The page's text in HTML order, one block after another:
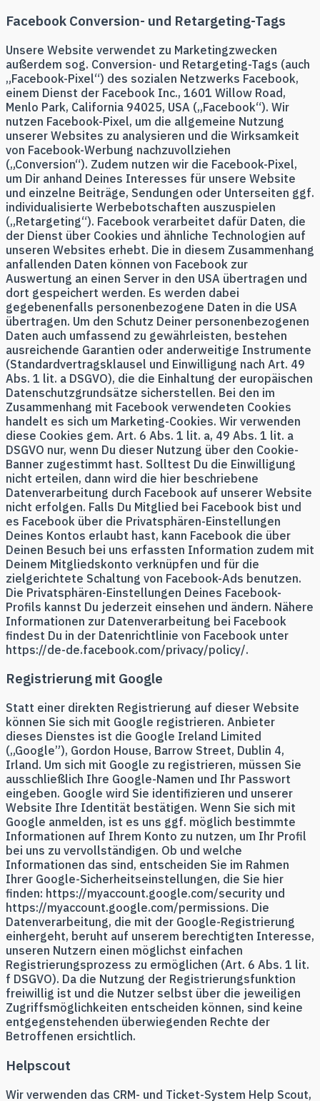
Facebook Conversion- und Retargeting-Tags
Unsere Website verwendet zu Marketingzwecken
außerdem sog. Conversion- und Retargeting-Tags (auch
„Facebook-Pixel“) des sozialen Netzwerks Facebook,
einem Dienst der Facebook Inc., 1601 Willow Road,
Menlo Park, California 94025, USA („Facebook“). Wir
nutzen Facebook-Pixel, um die allgemeine Nutzung
unserer Websites zu analysieren und die Wirksamkeit
von Facebook-Werbung nachzuvollziehen
(„Conversion“). Zudem nutzen wir die Facebook-Pixel,
um Dir anhand Deines Interesses für unsere Website
und einzelne Beiträge, Sendungen oder Unterseiten ggf.
individualisierte Werbebotschaften auszuspielen
(„Retargeting“). Facebook verarbeitet dafür Daten, die
der Dienst über Cookies und ähnliche Technologien auf
unseren Websites erhebt. Die in diesem Zusammenhang
anfallenden Daten können von Facebook zur
Auswertung an einen Server in den USA übertragen und
dort gespeichert werden. Es werden dabei
gegebenenfalls personenbezogene Daten in die USA
übertragen. Um den Schutz Deiner personenbezogenen
Daten auch umfassend zu gewährleisten, bestehen
ausreichende Garantien oder anderweitige Instrumente
(Standardvertragsklausel und Einwilligung nach Art. 49
Abs. 1 lit. a DSGVO), die die Einhaltung der europäischen
Datenschutzgrundsätze sicherstellen. Bei den im
Zusammenhang mit Facebook verwendeten Cookies
handelt es sich um Marketing-Cookies. Wir verwenden
diese Cookies gem. Art. 6 Abs. 1 lit. a, 49 Abs. 1 lit. a
DSGVO nur, wenn Du dieser Nutzung über den Cookie-
Banner zugestimmt hast. Solltest Du die Einwilligung
nicht erteilen, dann wird die hier beschriebene
Datenverarbeitung durch Facebook auf unserer Website
nicht erfolgen. Falls Du Mitglied bei Facebook bist und
es Facebook über die Privatsphären-Einstellungen
Deines Kontos erlaubt hast, kann Facebook die über
Deinen Besuch bei uns erfassten Information zudem mit
Deinem Mitgliedskonto verknüpfen und für die
zielgerichtete Schaltung von Facebook-Ads benutzen.
Die Privatsphären-Einstellungen Deines Facebook-
Profils kannst Du jederzeit einsehen und ändern. Nähere
Informationen zur Datenverarbeitung bei Facebook
findest Du in der Datenrichtlinie von Facebook unter
https://de-de.facebook.com/privacy/policy/.
Registrierung mit Google
Statt einer direkten Registrierung auf dieser Website
können Sie sich mit Google registrieren. Anbieter
dieses Dienstes ist die Google Ireland Limited
(„Google”), Gordon House, Barrow Street, Dublin 4,
Irland. Um sich mit Google zu registrieren, müssen Sie
ausschließlich Ihre Google-Namen und Ihr Passwort
eingeben. Google wird Sie identifizieren und unserer
Website Ihre Identität bestätigen. Wenn Sie sich mit
Google anmelden, ist es uns ggf. möglich bestimmte
Informationen auf Ihrem Konto zu nutzen, um Ihr Profil
bei uns zu vervollständigen. Ob und welche
Informationen das sind, entscheiden Sie im Rahmen
Ihrer Google-Sicherheitseinstellungen, die Sie hier
finden: https://myaccount.google.com/security und
https://myaccount.google.com/permissions. Die
Datenverarbeitung, die mit der Google-Registrierung
einhergeht, beruht auf unserem berechtigten Interesse,
unseren Nutzern einen möglichst einfachen
Registrierungsprozess zu ermöglichen (Art. 6 Abs. 1 lit.
f DSGVO). Da die Nutzung der Registrierungsfunktion
freiwillig ist und die Nutzer selbst über die jeweiligen
Zugriffsmöglichkeiten entscheiden können, sind keine
entgegenstehenden überwiegenden Rechte der
Betroffenen ersichtlich.
Helpscout
Wir verwenden das CRM- und Ticket-System Help Scout,